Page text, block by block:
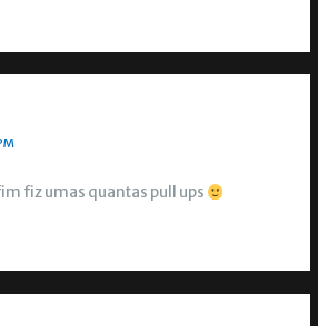
fiz umas quantas pull ups